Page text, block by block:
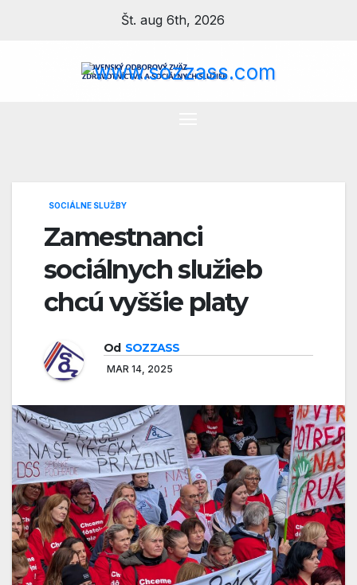
Št. aug 6th, 2026
SOCIÁLNE SLUŽBY
Zamestnanci
sociálnych služieb
chcú vyššie platy
Od SOZZASS
MAR 14, 2025